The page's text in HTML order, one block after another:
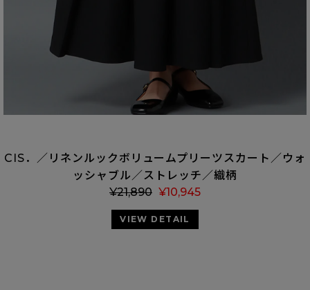
CIS．／リネンルックボリュームプリーツスカート／ウォ
ッシャブル／ストレッチ／織柄
¥21,890 ¥10,945
VIEW DETAIL